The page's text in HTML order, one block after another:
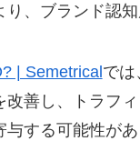
、ブランド認
| Semetrical では
善し、トラフ
する可能性があ